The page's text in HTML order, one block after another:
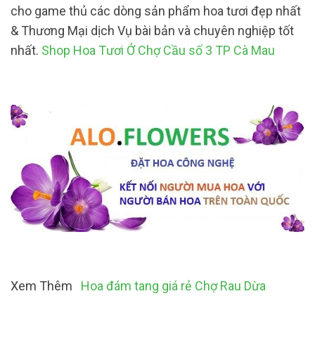
cho game thủ các dòng sản phẩm hoa tươi đẹp nhất
& Thương Mại dịch Vụ bài bản và chuyên nghiệp tốt
nhất. Shop Hoa Tươi Ở Chợ Cầu số 3 TP Cà Mau
Xem Thêm Hoa đám tang giá rẻ Chợ Rau Dừa